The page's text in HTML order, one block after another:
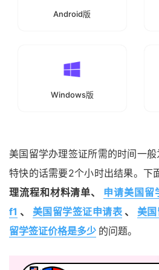
Android版
Windows版
美国留学办理签证所需的时间一
特快的话需要2个小时出结果。下
理流程和材料清单、
申请美国留
f1 、 美国留学签证申请表 、 美
留学签证价格是多少 的问题。